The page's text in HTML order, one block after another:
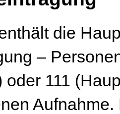
die
–
oder 111